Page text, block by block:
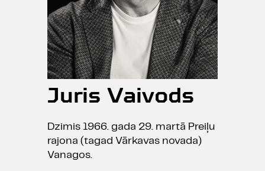
Juris Vaivods
Dzimis 1966. gada 29. martā Preiļu
rajona (tagad Vārkavas novada)
Vanagos.